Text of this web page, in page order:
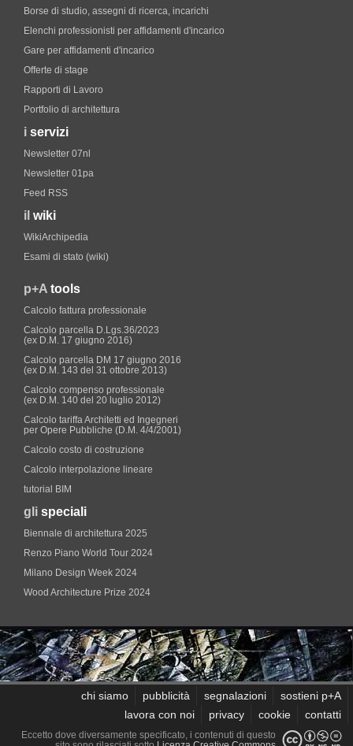
Borse di studio, assegni di ricerca, incarichi
Elenchi professionisti per affidamenti d'incarico
Gare per affidamenti d'incarico
Offerte di stage
Rapporti di Lavoro
Portfolio di architettura
i servizi
Newsletter 07nl
Newsletter 01pa
Feed RSS
il wiki
WikiArchipedia
Esami di stato (wiki)
p+A tools
Calcolo fattura professionale
Calcolo parcella D.Lgs.36/2023
(ex D.M. 17 giugno 2016)
Calcolo parcella DM 17 giugno 2016
(ex D.M. 143 del 31 ottobre 2013)
Calcolo compenso professionale
(ex D.M. 140 del 20 luglio 2012)
Calcolo tariffa Architetti ed Ingegneri
per Opere Pubbliche (D.M. 4/4/2001)
Calcolo costo di costruzione
Calcolo interpolazione lineare
tutorial BIM
gli speciali
Biennale di architettura 2025
Renzo Piano World Tour 2024
Milano Design Week 2024
Wood Architecture Prize 2024
chi siamo pubblicità segnalazioni
sostieni p+A
lavora con noi
privacy cookie contatti
Eccetto dove diversamente specificato, i contenuti di questo